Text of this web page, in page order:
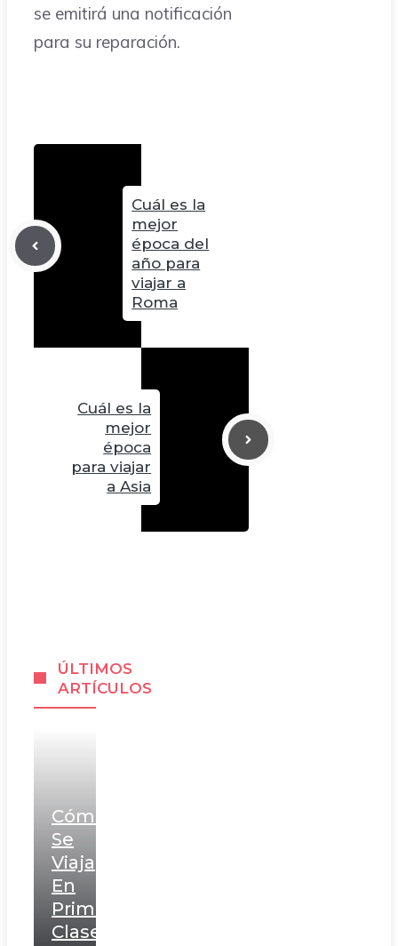
se emitirá una notificación
para su reparación.
Cuál es la
mejor
época del
año para
viajar a
Roma
Cuál es la
mejor
época
para viajar
a Asia
ÚLTIMOS
ARTÍCULOS
Cómo
Se
Viaja
En
Primera
Clase